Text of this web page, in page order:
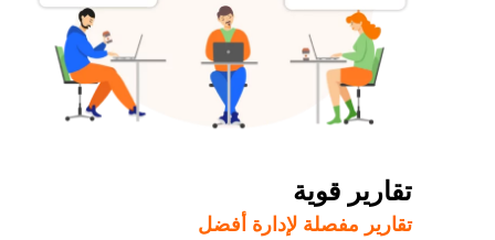
تقارير قوية
تقارير مفصلة لإدارة أفضل